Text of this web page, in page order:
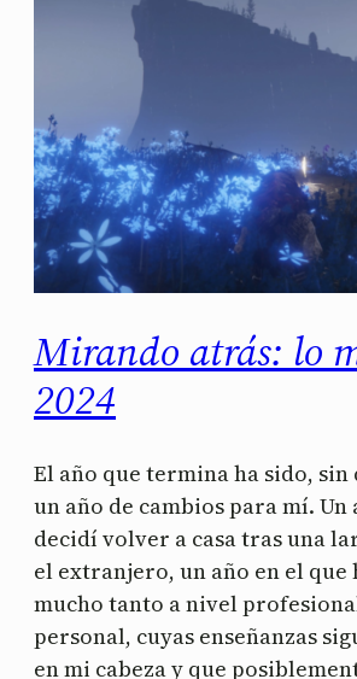
Mirando atrás: lo
2024
El año que termina ha sido, sin
un año de cambios para mí. Un
decidí volver a casa tras una
el extranjero, un año en el que
mucho tanto a nivel
personal, cuyas enseñanzas
en mi cabeza y que